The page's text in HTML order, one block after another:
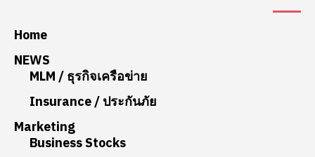
Home
NEWS
MLM / ธุรกิจเครือข่าย
Insurance / ประกันภัย
Marketing
Business Stocks